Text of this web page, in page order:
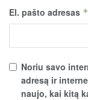
El. pašto adresas *
Noriu savo
adresą ir
naujo, kai kitą